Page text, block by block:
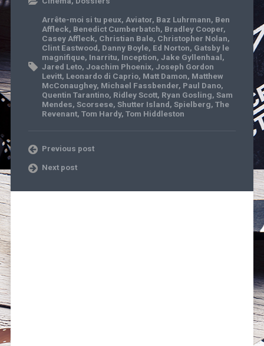
Arrête-moi si tu peux, Aviator, Baz Luhrmann, Ben
Affleck, Benedict Cumberbatch, Bradley Cooper,
Casey Affleck, Christian Bale, Christopher Nolan,
Clint Eastwood, Danny Boyle, Ed Norton, Gatsby le
magnifique, Inarritu, Inception, Jake Gyllenhaal,
Jared Leto, Joachim Phoenix, Joseph Gordon
Levitt, Leonardo di Caprio, Matt Damon, Matthew
McConaughey, Michael Fassbender, Paul Dano,
Quentin Tarantino, Ridley Scott, Ryan Gosling, Sam
Mendes, Scorsese, Shutter Island, Spielberg, The
Revenant, Tom Hardy, Tom Hiddleston
Previous post
Next post